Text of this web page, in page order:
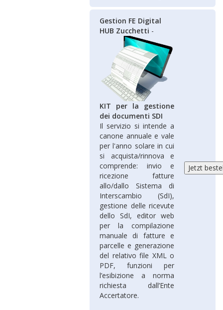
Gestion FE Digital
HUB Zucchetti -
KIT per la gestione
dei documenti SDI
Il servizio si intende a
canone annuale e vale
per l'anno solare in cui
si acquista/rinnova e
comprende: invio e
ricezione fatture
allo/dallo Sistema di
Interscambio (SdI),
gestione delle ricevute
dello SdI, editor web
per la compilazione
manuale di fatture e
parcelle e generazione
del relativo file XML o
PDF, funzioni per
l’esibizione a norma
richiesta dall’Ente
Accertatore.